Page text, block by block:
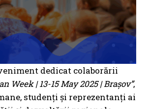
dedicat colaborării
Week | 13-15 May 2025 | Brașov”,
studenți și reprezentanți ai